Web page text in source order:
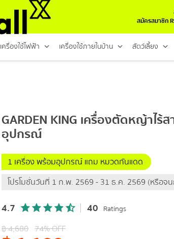
สมัครสมาชิก
เครื่องใช้ไฟฟ้า เครื่องใช้ภายในบ้าน สัตว์เลี้ยง
GARDEN KING เครื่องตัดหญ้าไ
อุปกรณ์
1 เครื่อง พร้อมอุปกรณ์ แถม หมวดกันแดด
โปรโมชั่นวันที่ 1 ก.พ. 2569 - 31 ธ.ค. 2569 (หรือจ
4.7 40 Ratings
฿4,680 74% OFF